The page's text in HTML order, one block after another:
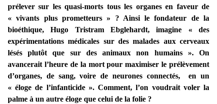
prélever sur les quasi-morts tous les organes en faveur de
« vivants plus prometteurs » ? Ainsi le fondateur de la
bioéthique, Hugo Tristram Ebglehardt, imagine « des
expérimentations médicales sur des malades aux cerveaux
lésés plutôt que sur des animaux non humains ». On
avancerait l’heure de la mort pour maximiser le prélèvement
d’organes, de sang, voire de neurones connectés, en un
« éloge de l’infanticide ». Comment, l’on voudrait voler la
palme à un autre éloge que celui de la folie ?